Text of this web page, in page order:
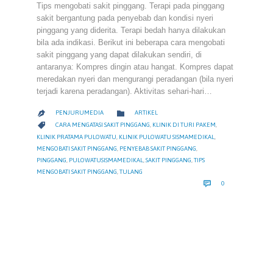
Tips mengobati sakit pinggang. Terapi pada pinggang
sakit bergantung pada penyebab dan kondisi nyeri
pinggang yang diderita. Terapi bedah hanya dilakukan
bila ada indikasi. Berikut ini beberapa cara mengobati
sakit pinggang yang dapat dilakukan sendiri, di
antaranya: Kompres dingin atau hangat. Kompres dapat
meredakan nyeri dan mengurangi peradangan (bila nyeri
terjadi karena peradangan). Aktivitas sehari-hari…
 PENJURUMEDIA  CATEGORY
ARTIKEL
 CATEGORY
CARA MENGATASI SAKIT PINGGANG, KLINIK DI TURI PAKEM,
KLINIK PRATAMA PULOWATU KLINIK PULOWATU SISMAMEDIKAL
MENGOBATI SAKIT PINGGANG PENYEBAB SAKIT PINGGANG
PINGGANG PULOWATUSISMAMEDIKAL SAKIT PINGGANG TIPS
MENGOBATI SAKIT PINGGANG TULANG
 0